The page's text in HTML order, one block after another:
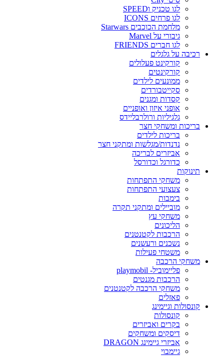
לגו טכניק וSPEED
לגו פרחים ICONS
מלחמת הכוכבים Starwars
גיבורי על Marvel
לגו חברים FRIENDS
רכיבה על גלגלים
קורקינט פעלולים
קורקינטים
ממונעים לילדים
סקייטבורדים
קסדות ומגנים
אופני איזון ואופניים
גלגיליות ורולרבליידס
בריכות ומשחקי חצר
בריכות לילדים
נדנדות/מגלשות ומתקני חצר
אביזרים לבריכה
כדורגל וכדורסל
תינוקות
משחקי התפתחות
צעצועי התפתחות
בימבות
מוביילים ומתקני תקרה
משחקי עץ
הליכונים
הרכבות לקטנטנים
נשכנים ורעשנים
משטחי פעילות
משחקי הרכבה
פליימוביל- playmobil
הרכבות מגנטים
משחקי הרכבה לקטנטנים
פאזלים
קונסולות וגיימינג
קונסולות
בקרים ואביזרים
דיסקים ומשחקים
אביזרי גיימינג DRAGON
גיימבוי